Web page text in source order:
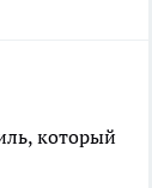
который